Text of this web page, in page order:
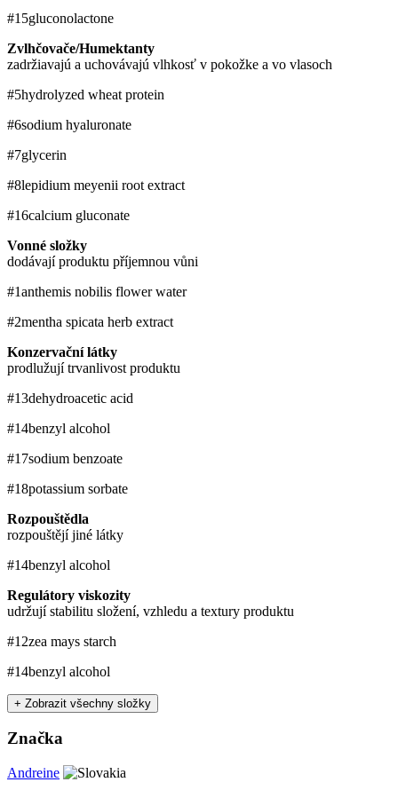
#15gluconolactone
Zvlhčovače/Humektanty
zadržiavajú a uchovávajú vlhkosť v pokožke a vo vlasoch
#5hydrolyzed wheat protein
#6sodium hyaluronate
#7glycerin
#8lepidium meyenii root extract
#16calcium gluconate
Vonné složky
dodávají produktu příjemnou vůni
#1anthemis nobilis flower water
#2mentha spicata herb extract
Konzervační látky
prodlužují trvanlivost produktu
#13dehydroacetic acid
#14benzyl alcohol
#17sodium benzoate
#18potassium sorbate
Rozpouštědla
rozpouštějí jiné látky
#14benzyl alcohol
Regulátory viskozity
udržují stabilitu složení, vzhledu a textury produktu
#12zea mays starch
#14benzyl alcohol
+ Zobrazit všechny složky
Značka
Andreine